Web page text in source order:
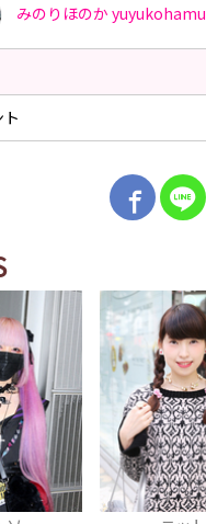
みのりほのか yuyukohamu